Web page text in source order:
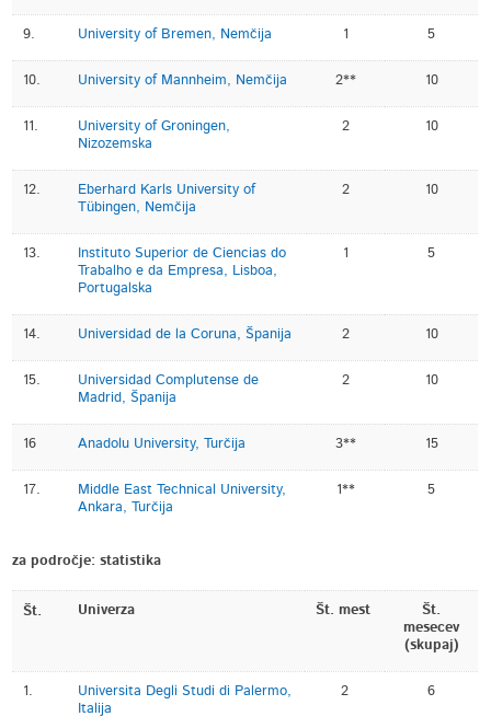
9. University of Bremen, Nemčija 1 5
10. University of Mannheim, Nemčija 2** 10
11.
University of Groningen,
Nizozemska
2 10
12.
Eberhard Karls University of
Tübingen, Nemčija
2 10
13.
Instituto Superior de Ciencias do
Trabalho e da Empresa, Lisboa,
Portugalska
1 5
14. Universidad de la Coruna, Španija 2 10
15.
Universidad Complutense de
Madrid, Španija
2 10
16 Anadolu University, Turčija 3** 15
17.
Middle East Technical University,
Ankara, Turčija
1** 5
za področje: statistika
Št. Univerza Št. mest
Št.
mesecev
(skupaj)
1.
Universita Degli Studi di Palermo,
Italija
2 6